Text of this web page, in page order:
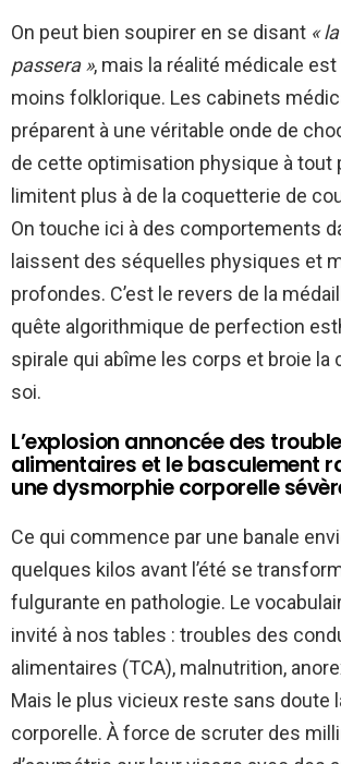
On peut bien soupirer en se disant «
passera », mais la réalité médicale
moins folklorique. Les cabinets
préparent à une véritable onde de
de cette optimisation physique à tout
limitent plus à de la coquetterie de
On touche ici à des comportements
laissent des séquelles physiques et
profondes. C’est le revers de la
quête algorithmique de perfection
spirale qui abîme les corps et broie la
soi.
L’explosion annoncée des
alimentaires et le basculement
une dysmorphie corporelle
Ce qui commence par une banale
quelques kilos avant l’été se
fulgurante en pathologie. Le
invité à nos tables : troubles des
alimentaires (TCA), malnutrition,
Mais le plus vicieux reste sans doute
corporelle. À force de scruter des